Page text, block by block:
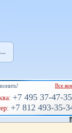
Все
+7 495 37-47-
+7 812 493-35-